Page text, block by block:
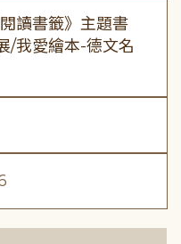
讀書籤》主題書
/我愛繪本-德文名